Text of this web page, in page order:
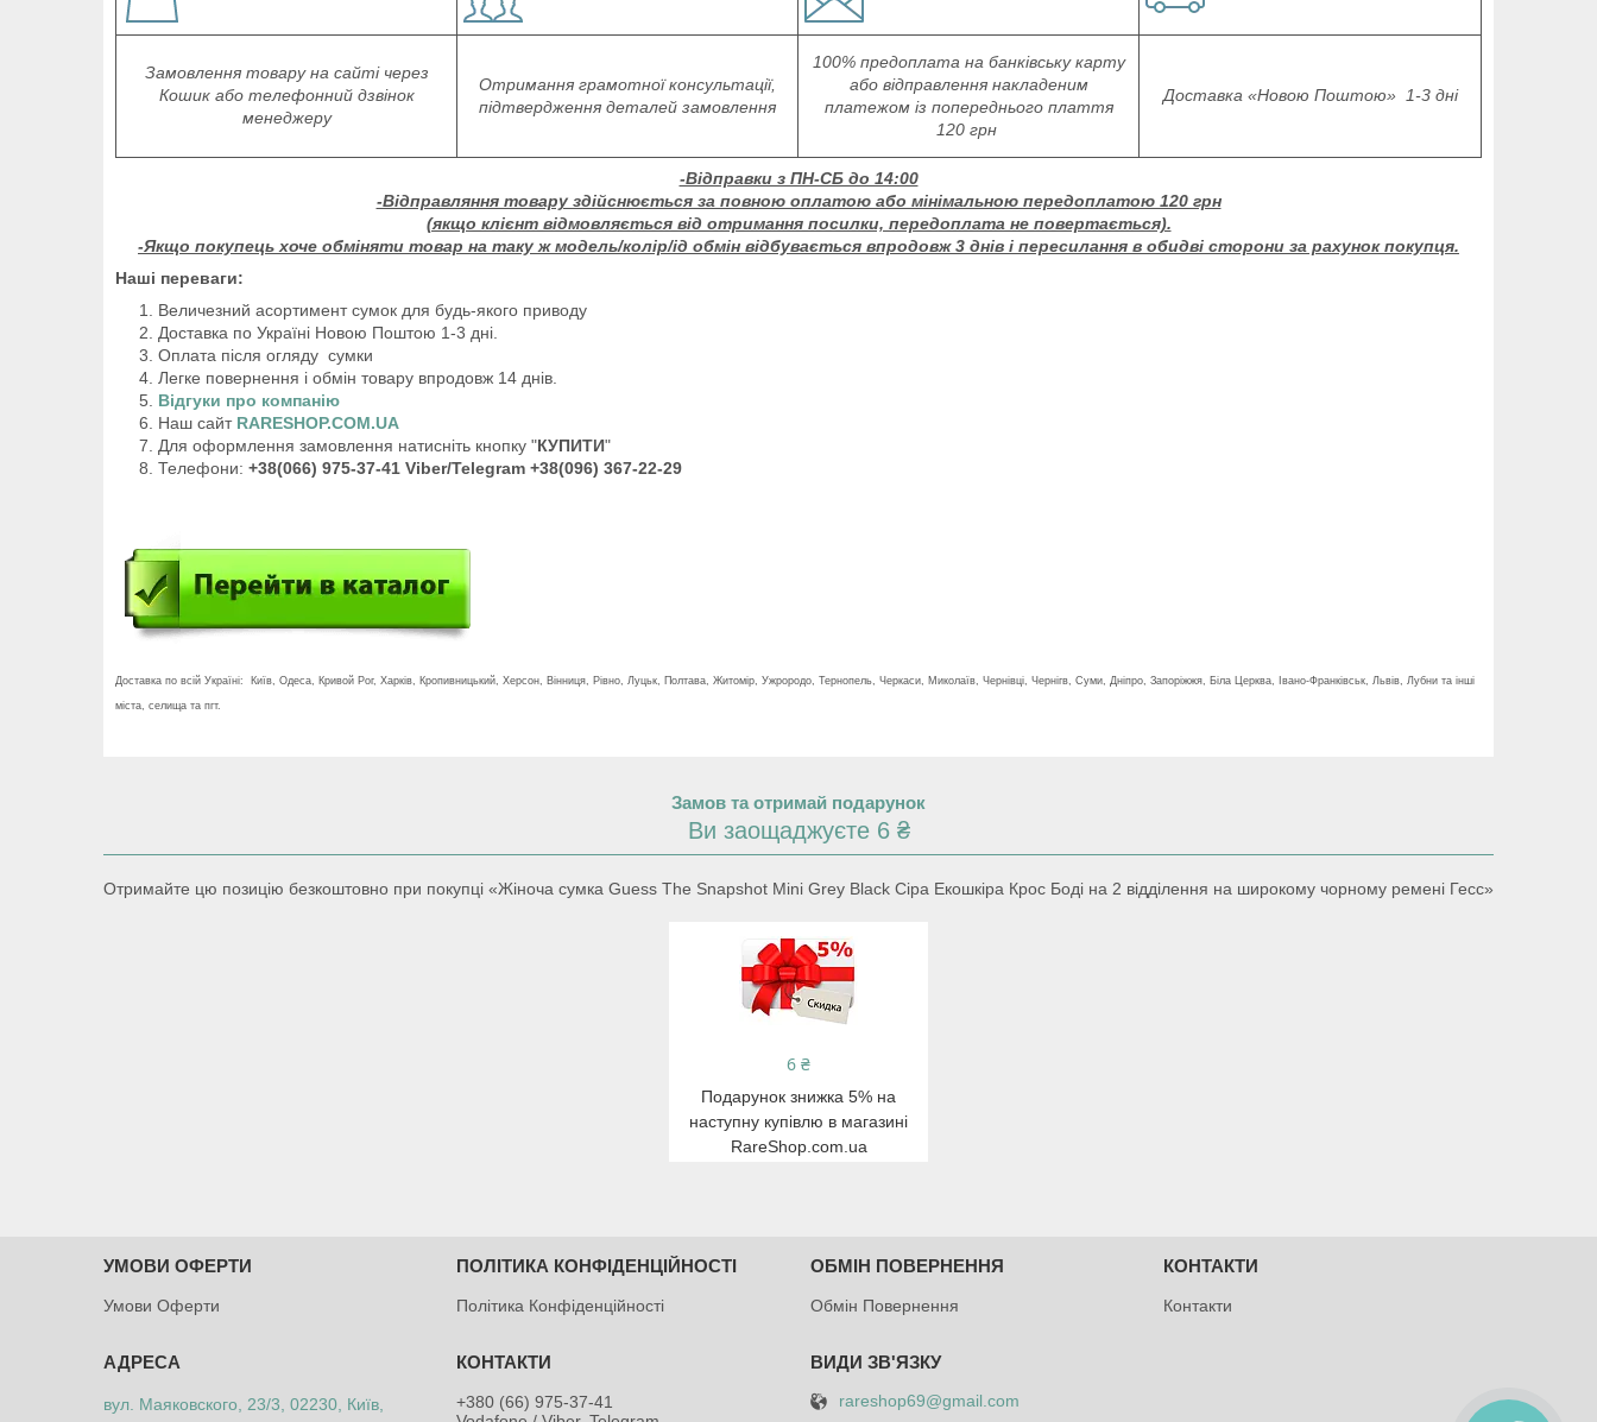
Замовлення товару на сайті через
Кошик або телефонний дзвінок
менеджеру
Отримання грамотної консультації,
підтвердження деталей замовлення
100% предоплата на банківську карту
або відправлення накладеним
платежом із попереднього плаття
120 грн
Доставка «Новою Поштою» 1-3 дні
-Відправки з ПН-СБ до 14:00
-Відправляння товару здійснюється за повною оплатою або мінімальною передоплатою 120 грн
(якщо клієнт відмовляється від отримання посилки, передоплата не повертається).
-Якщо покупець хоче обміняти товар на таку ж модель/колір/ід обмін відбувається впродовж 3 днів і пересилання в обидві сторони за рахунок покупця.
Наші переваги:
Величезний асортимент сумок для будь-якого приводу
Доставка по Україні Новою Поштою 1-3 дні.
Оплата після огляду сумки
Легке повернення і обмін товару впродовж 14 днів.
Відгуки про компанію
Наш сайт RARESHOP.COM.UA
Для оформлення замовлення натисніть кнопку "КУПИТИ"
Телефони: +38(066) 975-37-41 Viber/Telegram +38(096) 367-22-29
Доставка по всій Україні: Київ, Одеса, Кривой Рог, Харків, Кропивницький, Херсон, Вінниця, Рівно, Луцьк, Полтава, Житомір, Ужрородо, Тернопель, Черкаси, Миколаїв, Чернівці, Чернігв, Суми, Дніпро, Запоріжжя, Біла Церква, Івано-Франківськ, Львів, Лубни та інші
міста, селища та пгт.
Замов та отримай подарунок
Ви заощаджуєте 6 ₴
Отримайте цю позицію безкоштовно при покупці «Жіноча сумка Guess The Snapshot Mini Grey Black Сіра Екошкіра Крос Боді на 2 відділення на широкому чорному ремені Гесс»
6 ₴
Подарунок знижка 5% на
наступну купівлю в магазині
RareShop.com.ua
УМОВИ ОФЕРТИ
Умови Оферти
ПОЛІТИКА КОНФІДЕНЦІЙНОСТІ
Політика Конфіденційності
ОБМІН ПОВЕРНЕННЯ
Обмін Повернення
КОНТАКТИ
Контакти
вул. Маяковского, 23/3, 02230, Київ,
+380 (66) 975-37-41
rareshop69@gmail.com